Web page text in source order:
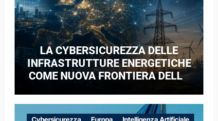
LA CYBERSICUREZZA DELLE
INFRASTRUTTURE ENERGETICHE
COME NUOVA FRONTIERA DELLA
CASO DELLE RETI ELETTRICHE
EUROPEE NEL CONTESTO DELLA
Cybersicurezza Europa Intelligenza Artificiale